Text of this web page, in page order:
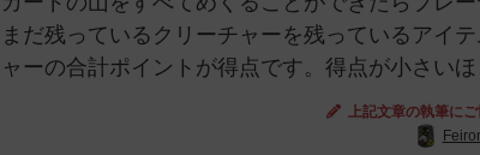
まだ残っているクリーチャーを残っているアイ
ャーの合計ポイントが得点です。得点が小さいほ
上記文章の執筆に